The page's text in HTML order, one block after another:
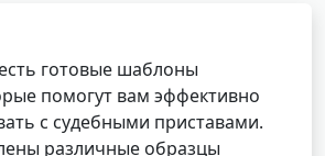
готовые шаблоны
помогут вам эффективно
с судебными приставами.
различные образцы